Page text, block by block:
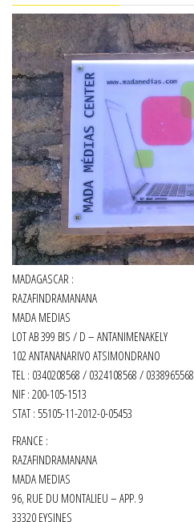
MADAGASCAR :
RAZAFINDRAMANANA
MADA MEDIAS
LOT AB 399 BIS / D – ANTANIMENAKELY
102 ANTANANARIVO ATSIMONDRANO
TEL : 0340208568 / 0324108568 / 0338965568
NIF : 200-105-1513
STAT : 55105-11-2012-0-05453
FRANCE :
RAZAFINDRAMANANA
MADA MEDIAS
96, RUE DU MONTALIEU – APP. 9
33320 EYSINES